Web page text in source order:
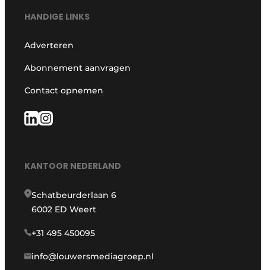
HANDIGE LINKS
Adverteren
Abonnement aanvragen
Contact opnemen
KANTOOR NEDERLAND
Schatbeurderlaan 6
6002 ED Weert
+31 495 450095
info@louwersmediagroep.nl